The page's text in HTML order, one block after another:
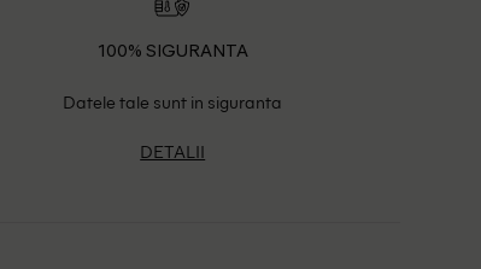
100% SIGURANTA
Datele tale sunt in siguranta
DETALII